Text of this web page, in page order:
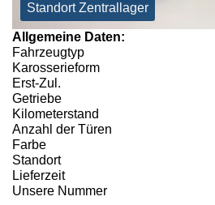
Standort Zentrallager
Allgemeine Daten:
Fahrzeugtyp
Karosserieform
Erst-Zul.
Getriebe
Kilometerstand
Anzahl der Türen
Farbe
Standort
Lieferzeit
Unsere Nummer